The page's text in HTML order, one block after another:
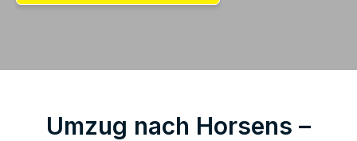
Umzug nach Horsens –